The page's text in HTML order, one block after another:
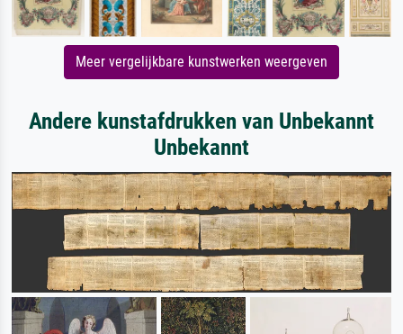
Meer vergelijkbare kunstwerken weergeven
Andere kunstafdrukken van Unbekannt
Unbekannt